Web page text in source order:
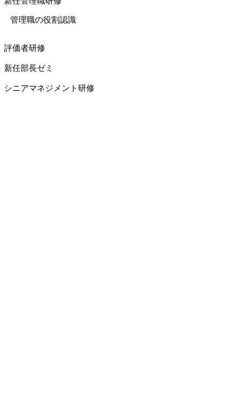
管理職の役割認識
評価者研修
新任部長ゼミ
シニアマネジメント研修